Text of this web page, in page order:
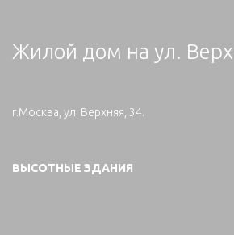
Жилой дом на ул.
г.Москва, ул. Верхняя, 34.
ВЫСОТНЫЕ ЗДАНИЯ